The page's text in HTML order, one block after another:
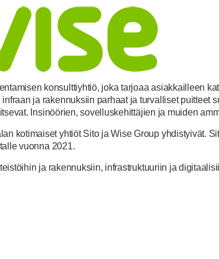
konsulttiyhtiö, joka tarjoaa asiakkailleen
ja rakennuksiin parhaat ja turvalliset
Insinöörien, sovelluskehittäjien ja muiden
kotimaiset yhtiöt Sito ja Wise Group yhdistyivät.
vuonna 2021.
ja rakennuksiin, infrastruktuuriin ja